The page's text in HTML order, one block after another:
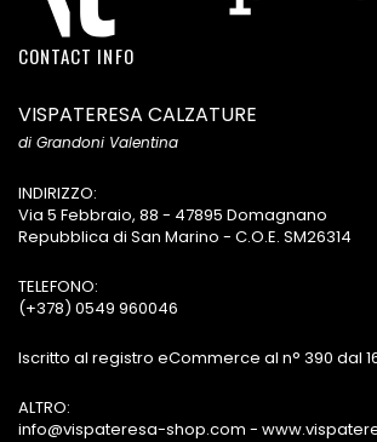
CONTACT INFO
VISPATERESA CALZATURE
di Grandoni Valentina
INDIRIZZO:
Via 5 Febbraio, 88 - 47895 Domagnano
Repubblica di San Marino - C.O.E. SM26314
TELEFONO:
(+378) 0549 960046
Iscritto al registro eCommerce al n° 390 dal
ALTRO:
info@vispateresa-shop.com -